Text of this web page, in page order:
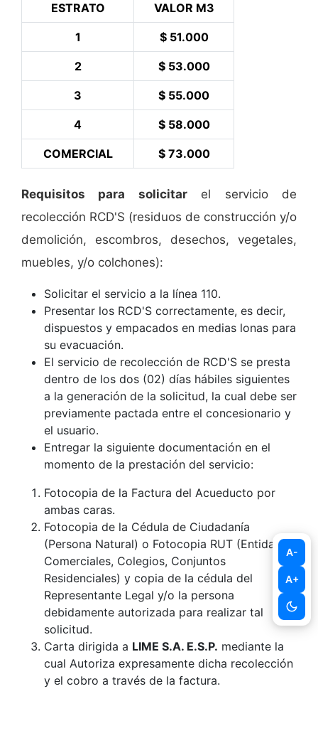
ESTRATO VALOR M3
1 $ 51.000
2 $ 53.000
3 $ 55.000
4 $ 58.000
COMERCIAL $ 73.000
Requisitos para solicitarel servicio de
recolección RCD'S (residuos de construcción y/o
demolición, escombros, desechos, vegetales,
muebles, y/o colchones):
Solicitar el servicio a la línea 110.
Presentar los RCD'S correctamente, es decir,
dispuestos y empacados en medias lonas para
su evacuación.
El servicio de recolección de RCD'S se presta
dentro de los dos (02) días hábiles siguientes
a la generación de la solicitud, la cual debe ser
previamente pactada entre el concesionario y
el usuario.
Entregar la siguiente documentación en el
momento de la prestación del servicio:
Fotocopia de la Factura del Acueducto por
ambas caras.
Fotocopia de la Cédula de Ciudadanía
(Persona Natural) o Fotocopia RUT (Entidades
Comerciales, Colegios, Conjuntos
Residenciales) y copia de la cédula del
Representante Legal y/o la persona
debidamente autorizada para realizar tal
solicitud.
Carta dirigida a LIME S.A. E.S.P. mediante la
cual Autoriza expresamente dicha recolección
y el cobro a través de la factura.
A-
A+